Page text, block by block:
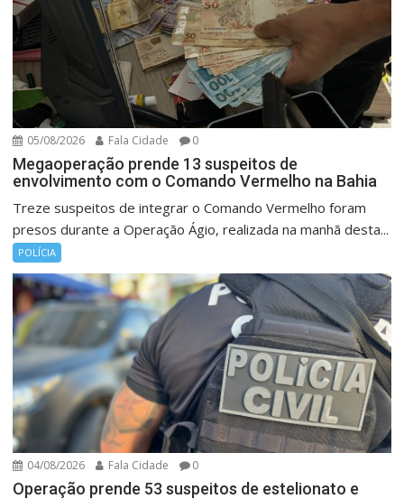
05/08/2026 Fala Cidade 0
Megaoperação prende 13 suspeitos de
envolvimento com o Comando Vermelho na Bahia
Treze suspeitos de integrar o Comando Vermelho foram
presos durante a Operação Ágio, realizada na manhã desta...
POLÍCIA
04/08/2026 Fala Cidade 0
Operação prende 53 suspeitos de estelionato e